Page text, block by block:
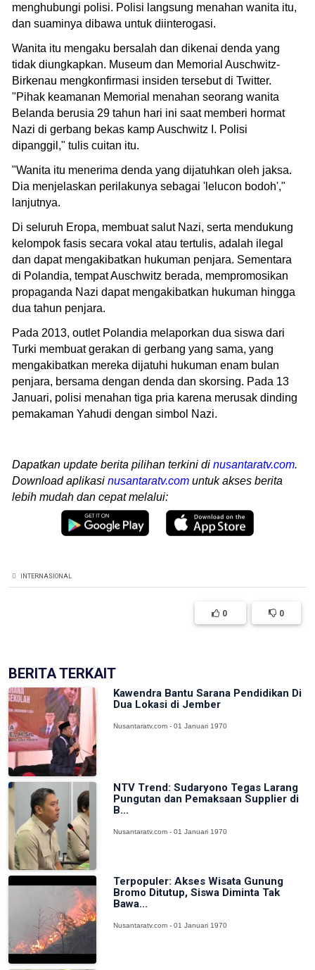
menghubungi polisi. Polisi langsung menahan wanita itu,
dan suaminya dibawa untuk diinterogasi.
Wanita itu mengaku bersalah dan dikenai denda yang
tidak diungkapkan. Museum dan Memorial Auschwitz-
Birkenau mengkonfirmasi insiden tersebut di Twitter.
"Pihak keamanan Memorial menahan seorang wanita
Belanda berusia 29 tahun hari ini saat memberi hormat
Nazi di gerbang bekas kamp Auschwitz I. Polisi
dipanggil," tulis cuitan itu.
"Wanita itu menerima denda yang dijatuhkan oleh jaksa.
Dia menjelaskan perilakunya sebagai 'lelucon bodoh',"
lanjutnya.
Di seluruh Eropa, membuat salut Nazi, serta mendukung
kelompok fasis secara vokal atau tertulis, adalah ilegal
dan dapat mengakibatkan hukuman penjara. Sementara
di Polandia, tempat Auschwitz berada, mempromosikan
propaganda Nazi dapat mengakibatkan hukuman hingga
dua tahun penjara.
Pada 2013, outlet Polandia melaporkan dua siswa dari
Turki membuat gerakan di gerbang yang sama, yang
mengakibatkan mereka dijatuhi hukuman enam bulan
penjara, bersama dengan denda dan skorsing. Pada 13
Januari, polisi menahan tiga pria karena merusak dinding
pemakaman Yahudi dengan simbol Nazi.
Dapatkan update berita pilihan terkini di nusantaratv.com.
Download aplikasi nusantaratv.com untuk akses berita
lebih mudah dan cepat melalui:
INTERNASIONAL
0 0
BERITA TERKAIT
Kawendra Bantu Sarana Pendidikan Di
Dua Lokasi di Jember
Nusantaratv.com - 01 Januari 1970
NTV Trend: Sudaryono Tegas Larang
Pungutan dan Pemaksaan Supplier di
B...
Nusantaratv.com - 01 Januari 1970
Terpopuler: Akses Wisata Gunung
Bromo Ditutup, Siswa Diminta Tak
Bawa...
Nusantaratv.com - 01 Januari 1970